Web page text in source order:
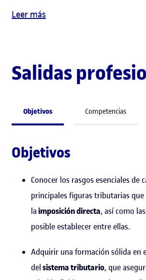
Leer más
Salidas
Objetivos Competencias
Objetivos
Conocer los rasgos esenciales de
principales figuras tributarias
laimposición directa, así como
posible establecer entre ellas.
Adquirir una formación sólida en
delsistema tributario, que